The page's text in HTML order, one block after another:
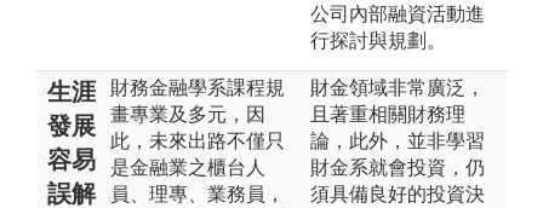
公司內部融資活動進
行探討與規劃。
生涯
發展
容易
誤解
財務金融學系課程規
畫專業及多元，因
此，未來出路不僅只
是金融業之櫃台人
員、理專、業務員，
財金領域非常廣泛，
且著重相關財務理
論，此外，並非學習
財金系就會投資，仍
須具備良好的投資決